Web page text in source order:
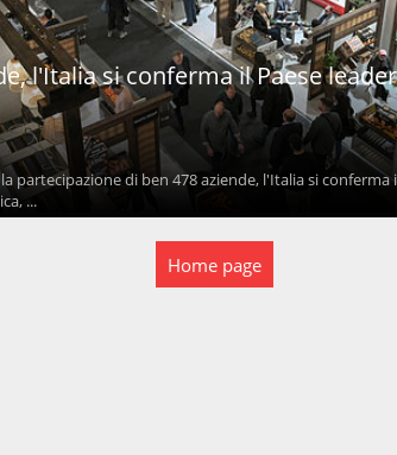
l'Italia si conferma il Paese
partecipazione di ben 478 aziende, l'Italia si conferma
...
Home page